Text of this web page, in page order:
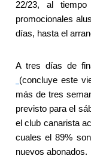
22/23, al
promocionales
días, hasta el
A tres días de
(concluye este
más de tres
previsto para el
el club canarista
cuales el 89%
nuevos abonados.